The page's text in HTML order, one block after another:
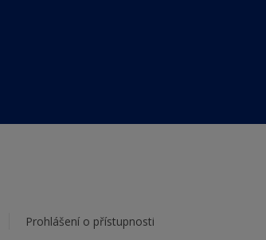
Prohlášení o přístupnosti